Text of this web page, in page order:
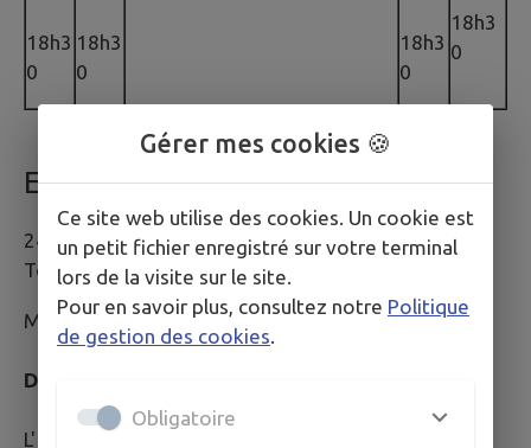
18h3
0
18h3
0
18h3
0
18h3
0
ECOLE ELEMENTAIRE
24, rue de la Bergerie - 54840 GONDREVILLE
Tél. : 03 83 63 62 51
Mail :ce.0541585e@ac-nancy-metz.fr
DIRECTRICE :
L' école élémentaire de GONDREVILLE accueille 147
Gérer mes cookies 🍪
Ce site web utilise des cookies. Un cookie est
un petit fichier enregistré sur votre terminal
lors de la visite sur le site.
Pour en savoir plus, consultez notre Politique
de gestion des cookies.
Obligatoire